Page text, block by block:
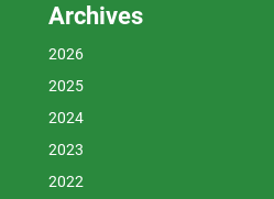
Archives
2026
2025
2024
2023
2022